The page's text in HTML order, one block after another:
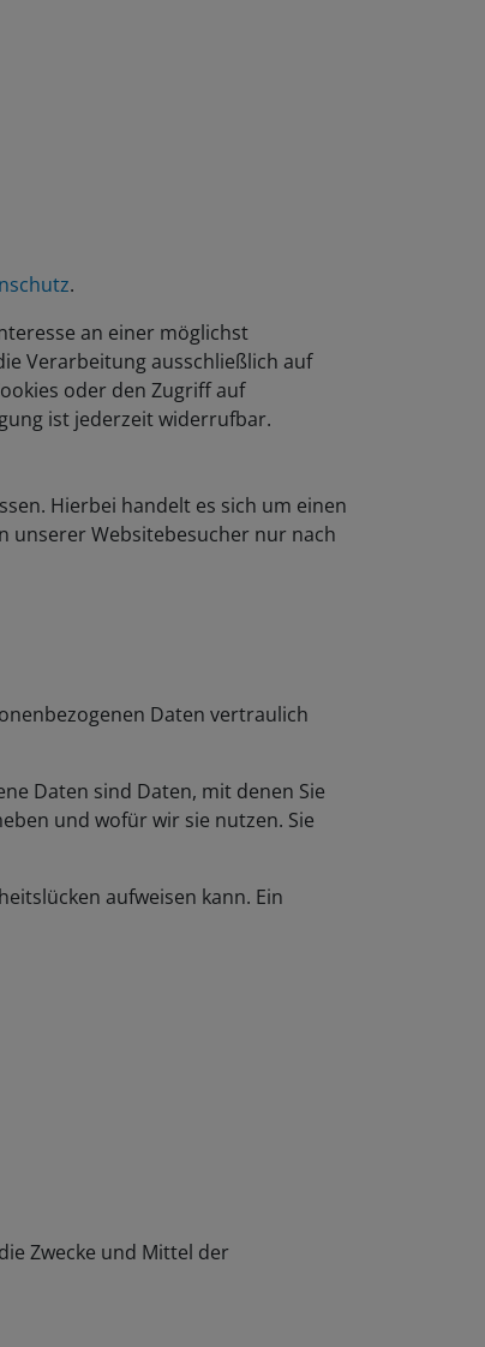
.
an einer möglichst
Verarbeitung ausschließlich auf
oder den Zugriff auf
ist jederzeit widerrufbar.
Hierbei handelt es sich um einen
unserer Websitebesucher nur nach
Daten vertraulich
Daten sind Daten, mit denen Sie
und wofür wir sie nutzen. Sie
aufweisen kann. Ein
Zwecke und Mittel der